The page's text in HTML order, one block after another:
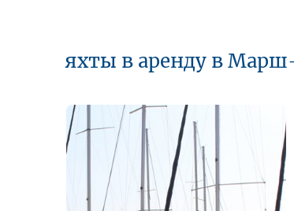
яхты в аренду в